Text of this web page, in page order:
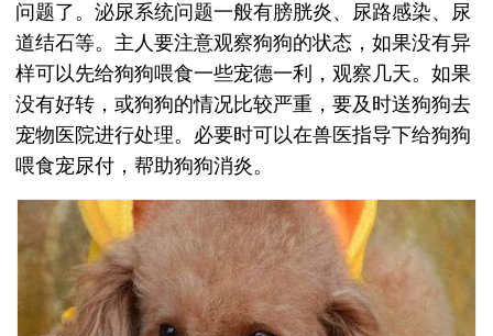
问题了。泌尿系统问题一般有膀胱炎、尿路感染、尿
道结石等。主人要注意观察狗狗的状态，如果没有异
样可以先给狗狗喂食一些宠德一利，观察几天。如果
没有好转，或狗狗的情况比较严重，要及时送狗狗去
宠物医院进行处理。必要时可以在兽医指导下给狗狗
喂食宠尿付，帮助狗狗消炎。